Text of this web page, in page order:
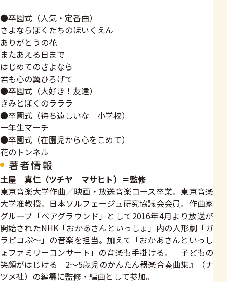
●卒園式（人気・定番曲）
さよならぼくたちのほいくえん
ありがとうの花
またあえる日まで
はじめてのさよなら
君も心の翼ひろげて
●卒園式（大好き！友達）
きみとぼくのラララ
●卒園式（待ち遠しいな 小学校）
一年生マーチ
●卒園式（在園児から心をこめて）
花のトンネル
著者情報
土屋 真仁（ツチヤ マサヒト）＝監修
東京音楽大学作曲／映画・放送音楽コース卒業。東京音楽
大学准教授。日本ソルフェージュ研究協議会会員。作曲家
グループ「ベアグラウンド」として2016年4月より放送が
開始されたNHK「おかあさんといっしょ」内の人形劇「ガ
ラピコぷ～」の音楽を担当。加えて「おかあさんといっし
ょファミリーコンサート」の音楽も手掛ける。『子どもの
笑顔がはじける 2～5歳児のかんたん器楽合奏曲集』（ナ
ツメ社）の編纂に監修・編曲として参加。